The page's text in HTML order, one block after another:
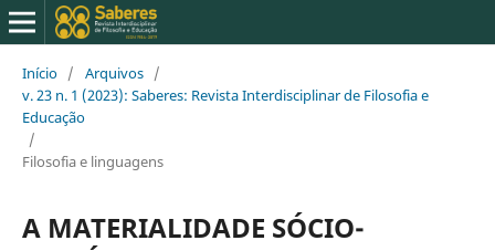
Início / Arquivos /
v. 23 n. 1 (2023): Saberes: Revista Interdisciplinar de Filosofia e
Educação
/
Filosofia e linguagens
A MATERIALIDADE SÓCIO-